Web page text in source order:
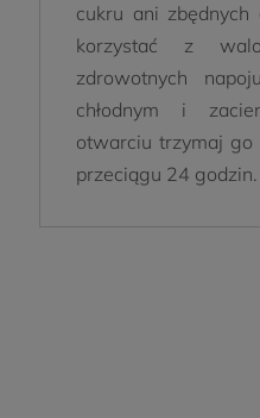
cukru ani zbędnych
korzystać z
zdrowotnych
chłodnym i
otwarciu trzymaj
przeciągu 24 godzin.